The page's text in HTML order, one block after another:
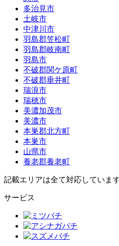
多治見市
土岐市
中津川市
羽島郡笠松町
羽島郡岐南町
羽島市
不破郡関ケ原町
不破郡垂井町
瑞浪市
瑞穂市
美濃加茂市
美濃市
本巣郡北方町
本巣市
山県市
養老郡養老町
記載エリアは全て対応していま
サービス